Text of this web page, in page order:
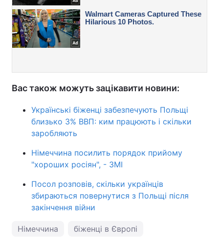
Вас також можуть зацікавити новини:
Українські біженці забезпечують Польщі
близько 3% ВВП: ким працюють і скільки
заробляють
Німеччина посилить порядок прийому
"хороших росіян", - ЗМІ
Посол розповів, скільки українців
збираються повернутися з Польщі після
закінчення війни
Німеччина біженці в Європі